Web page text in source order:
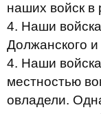
наших войск в
4. Наши
Должанского
4. Наши
местностью
овладели.